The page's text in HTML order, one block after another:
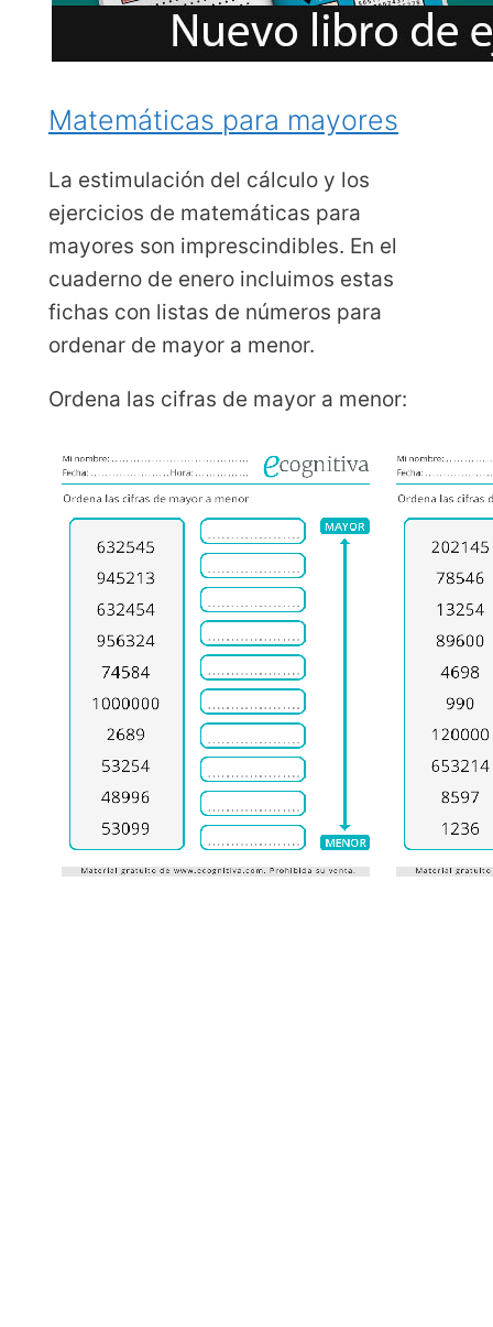
Matemáticas para mayores
La estimulación del cálculo y los
ejercicios de matemáticas para
mayores son imprescindibles. En el
cuaderno de enero incluimos estas
fichas con listas de números para
ordenar de mayor a menor.
Ordena las cifras de mayor a menor: